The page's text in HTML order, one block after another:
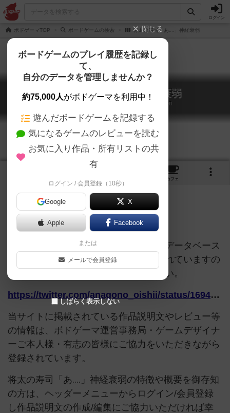
ログイン
ボドゲーマTOP ボードゲームの検索 将太の寿司「あ‥‥」神経衰弱
将太の寿司「あ‥‥」神経衰弱
Shouta no Sushi Memory / Concentration
カフェ
ご協力ください
このページは情報が不足しています。データベース
追加申請時に以下の参考URLが入力されていますの
で、よろしければこちらもご覧ください。
https://twitter.com/anagono_oishii/status/1694645850813898956
当サイトに掲載されている作品説明文やレビュー等
の情報は、ボドゲーマ運営事務局・ゲームデザイナ
ーご本人様・有志の皆様にご協力をいただきながら
登録されています。
将太の寿司「あ‥‥」神経衰弱の特徴や概要を御存知
の方は、ヘッダーメニューからログイン/会員登録
し作品説明文の作成/編集にご協力いただければ幸
閉じる
ボードゲームのプレイ履歴を記録し
て、
自分のデータを管理しませんか？
約75,000人がボドゲーマを利用中！
遊んだボードゲームを記録する
気になるゲームのレビューを読む
お気に入り作品・所有リストの共
有
ログイン / 会員登録（10秒）
Google X
Apple Facebook
または
メールで会員登録
しばらく表示しない